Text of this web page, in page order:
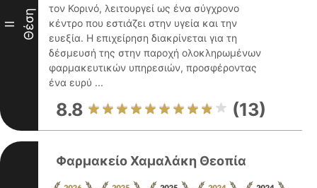
II Θέση
τον Κορινό, λειτουργεί ως ένα σύγχρονο
κέντρο που εστιάζει στην υγεία και την
ευεξία. Η επιχείρηση διακρίνεται για τη
δέσμευσή της στην παροχή ολοκληρωμένων
φαρμακευτικών υπηρεσιών, προσφέροντας
ένα ευρύ ...
8.8 (13)
Φαρμακείο Χαμαλάκη Θεοπία